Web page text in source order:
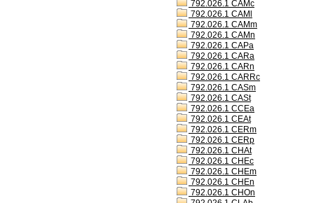
792.026.1 CAMc
792.026.1 CAMl
792.026.1 CAMm
792.026.1 CAMn
792.026.1 CAPa
792.026.1 CARa
792.026.1 CARn
792.026.1 CARRc
792.026.1 CASm
792.026.1 CASt
792.026.1 CCEa
792.026.1 CEAt
792.026.1 CERm
792.026.1 CERp
792.026.1 CHAt
792.026.1 CHEc
792.026.1 CHEm
792.026.1 CHEn
792.026.1 CHOn